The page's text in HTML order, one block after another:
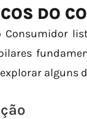
DO
Consumidor
alguns